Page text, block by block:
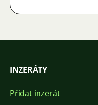
INZERÁTY
Přidat inzerát